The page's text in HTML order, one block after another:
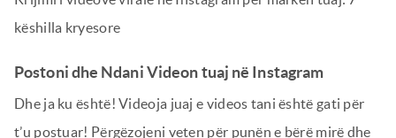
këshilla kryesore
Postoni dhe Ndani Videon tuaj në Instagram
Dhe ja ku është! Videoja juaj e videos tani është gati për
t’u postuar! Përgëzojeni veten për punën e bërë mirë dhe